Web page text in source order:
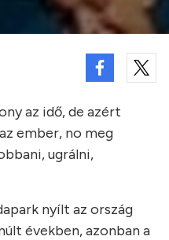
az idő, de azért
ember, no meg
ugrálni,
nyílt az ország
években, azonban a